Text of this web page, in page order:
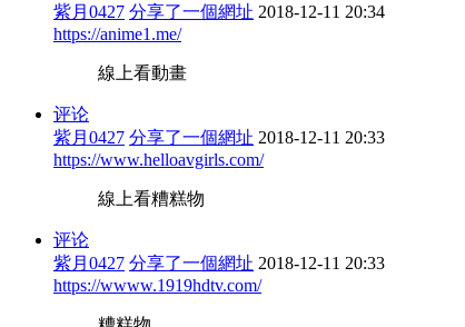
紫月0427 分享了一個網址 2018-12-11 20:34
https://anime1.me/
線上看動畫
评论
紫月0427 分享了一個網址 2018-12-11 20:33
https://www.helloavgirls.com/
線上看糟糕物
评论
紫月0427 分享了一個網址 2018-12-11 20:33
https://wwww.1919hdtv.com/